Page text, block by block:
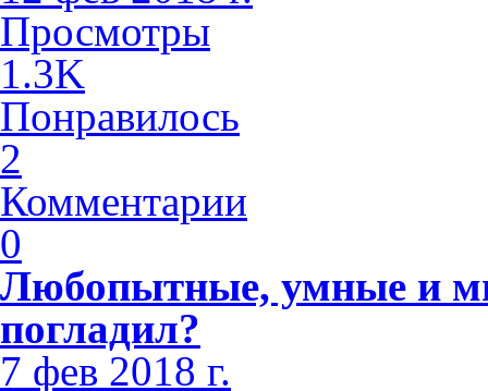
Просмотры
1.3K
Понравилось
2
Комментарии
0
Любопытные, умные и
погладил?
7 фев 2018 г.